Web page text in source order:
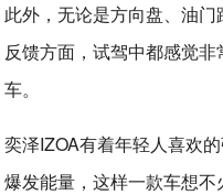
此外，无论是方向盘、油
反馈方面，试驾中都感觉
车。
奕泽IZOA有着年轻人喜欢
爆发能量，这样一款车想不